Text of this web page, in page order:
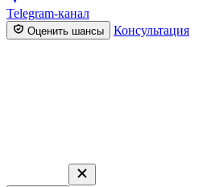
Telegram-канал
Оценить шансы Консультация